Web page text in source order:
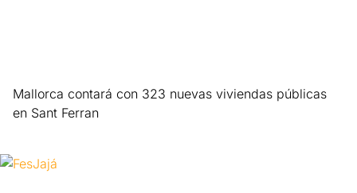
Mallorca contará con 323 nuevas viviendas públicas
en Sant Ferran